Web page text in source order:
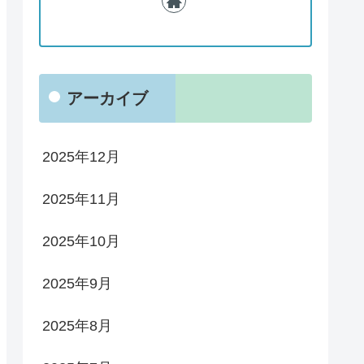
アーカイブ
2025年12月
2025年11月
2025年10月
2025年9月
2025年8月